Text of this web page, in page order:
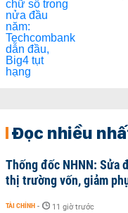
Đọc nhiều
Thống đốc NHNN: Sửa
thị trường vốn, giảm
TÀI CHÍNH - 11 giờ trước